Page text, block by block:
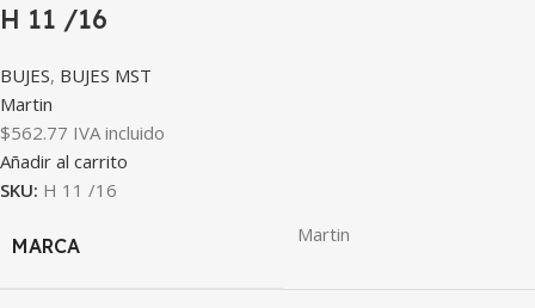
H 11 /16
BUJES, BUJES MST
Martin
$562.77 IVA incluido
Añadir al carrito
SKU: H 11 /16
MARCA Martin